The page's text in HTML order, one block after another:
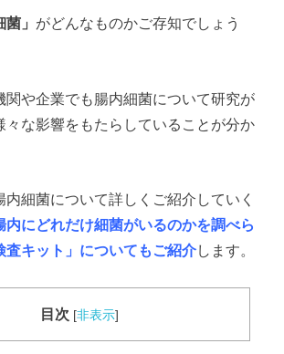
菌」 がどんなものかご存知でしょう
関や企業でも腸内細菌について研究が
々な影響をもたらしていることが分か
細菌について詳しくご紹介していく
内にどれだけ細菌がいるのかを調べら
査キット」についてもご紹介します。
目次 [非表示]